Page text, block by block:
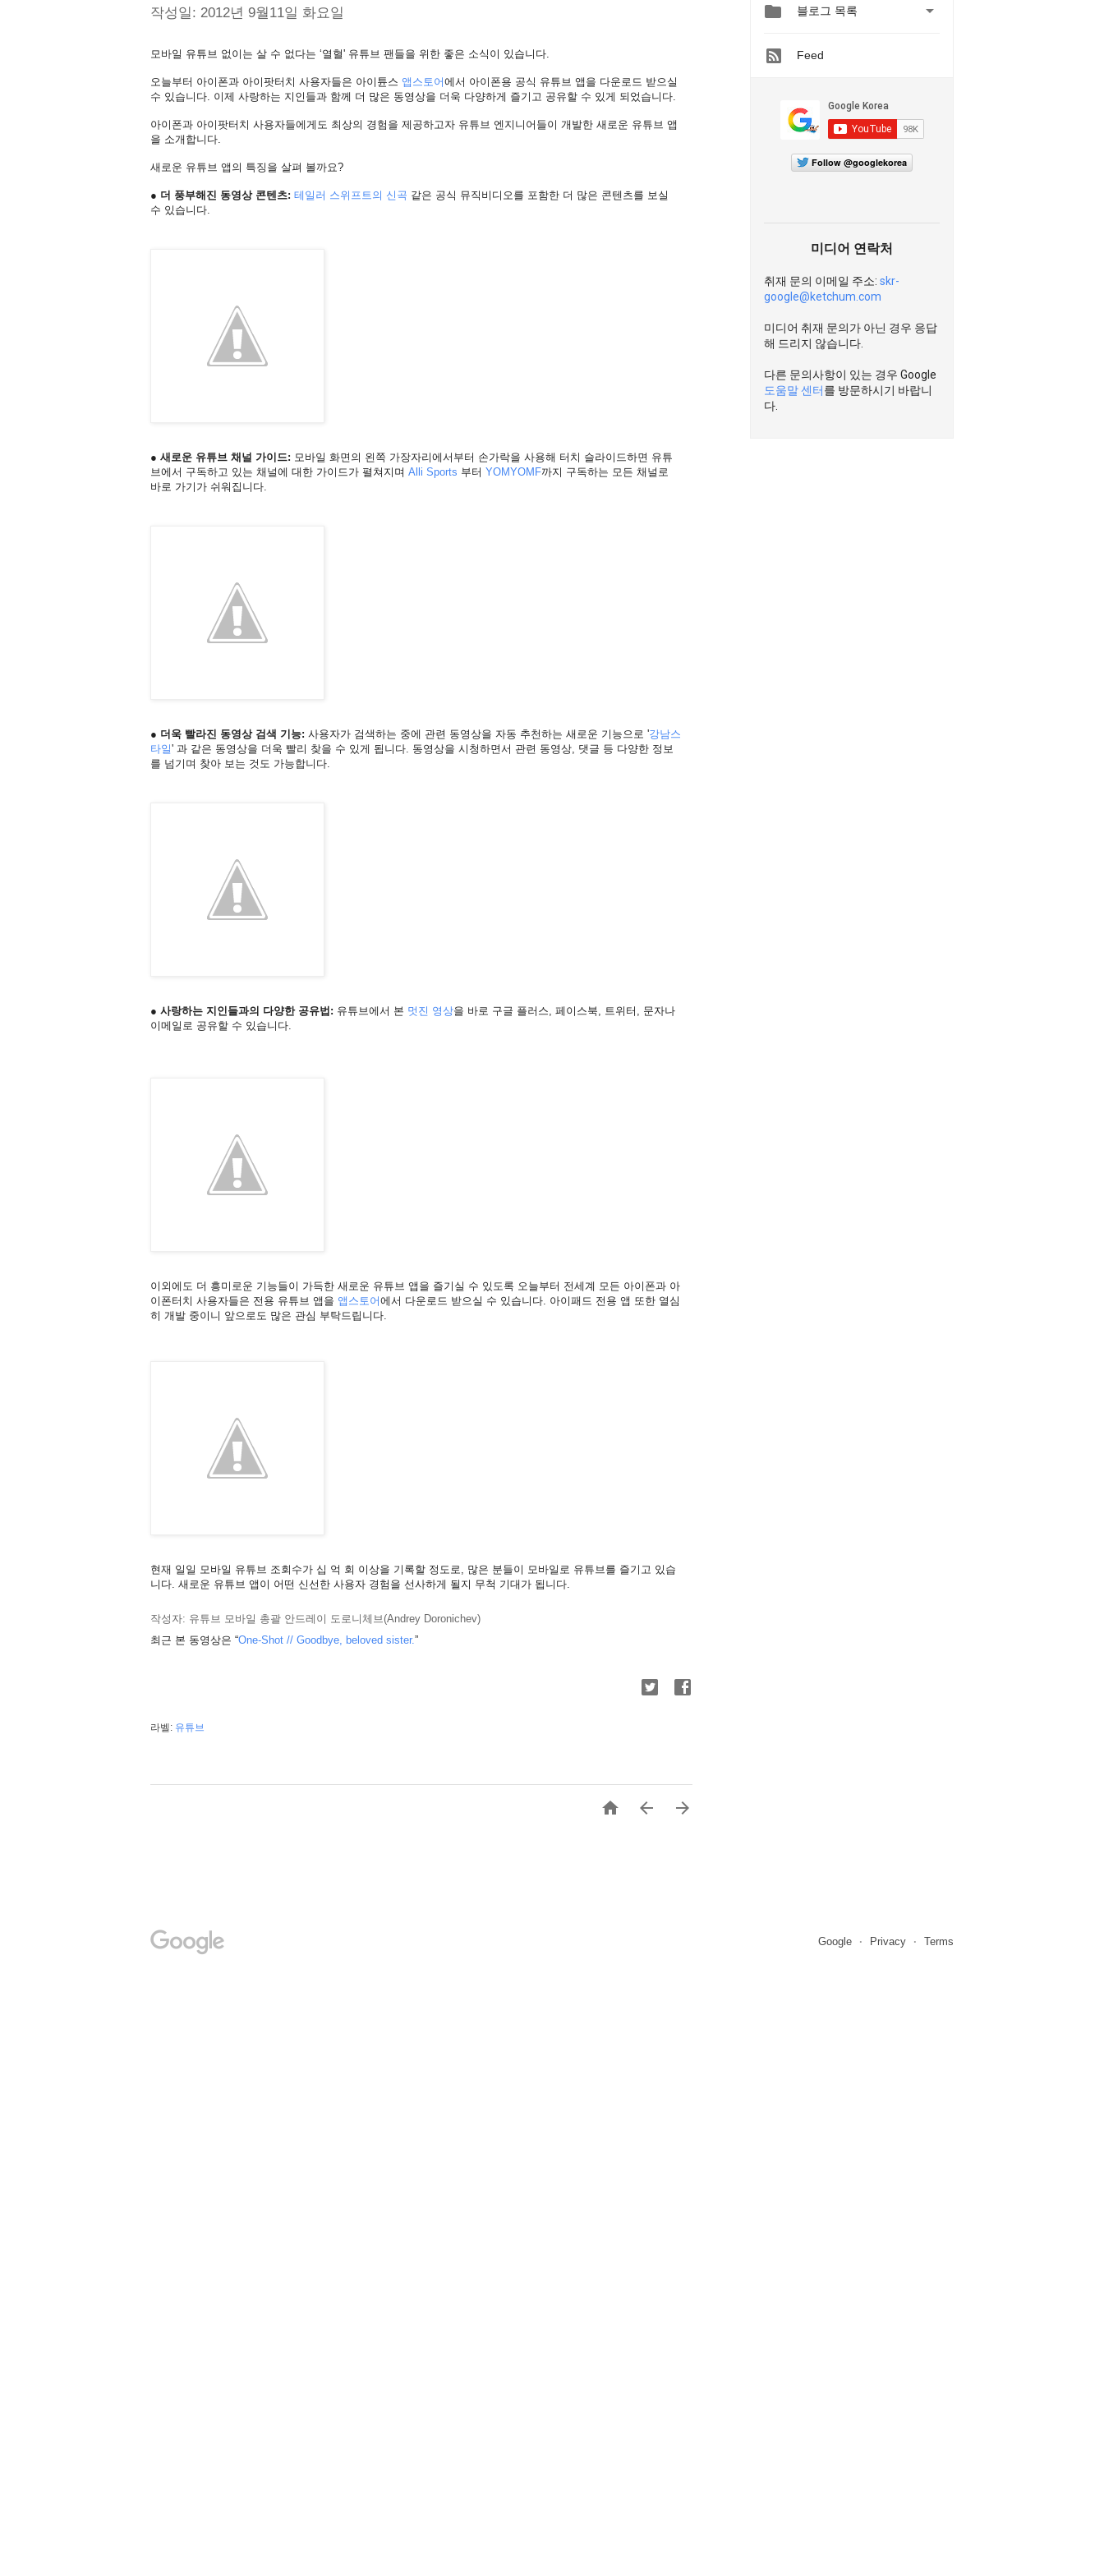
작성일: 2012년 9월11일 화요일
모바일 유튜브 없이는 살 수 없다는 ‘열혈' 유튜브 팬들을 위한 좋은 소식이 있습니다.
오늘부터 아이폰과 아이팟터치 사용자들은 아이튠스 앱스토어에서 아이폰용 공식 유튜브 앱을 다운로드 받으실
수 있습니다. 이제 사랑하는 지인들과 함께 더 많은 동영상을 더욱 다양하게 즐기고 공유할 수 있게 되었습니다.
아이폰과 아이팟터치 사용자들에게도 최상의 경험을 제공하고자 유튜브 엔지니어들이 개발한 새로운 유튜브 앱
을 소개합니다.
새로운 유튜브 앱의 특징을 살펴 볼까요?
● 더 풍부해진 동영상 콘텐츠: 테일러 스위프트의 신곡 같은 공식 뮤직비디오를 포함한 더 많은 콘텐츠를 보실
수 있습니다.
● 새로운 유튜브 채널 가이드: 모바일 화면의 왼쪽 가장자리에서부터 손가락을 사용해 터치 슬라이드하면 유튜
브에서 구독하고 있는 채널에 대한 가이드가 펼쳐지며 Alli Sports 부터 YOMYOMF까지 구독하는 모든 채널로
바로 가기가 쉬워집니다.
● 더욱 빨라진 동영상 검색 기능: 사용자가 검색하는 중에 관련 동영상을 자동 추천하는 새로운 기능으로 '강남스
타일' 과 같은 동영상을 더욱 빨리 찾을 수 있게 됩니다. 동영상을 시청하면서 관련 동영상, 댓글 등 다양한 정보
를 넘기며 찾아 보는 것도 가능합니다.
● 사랑하는 지인들과의 다양한 공유법: 유튜브에서 본 멋진 영상을 바로 구글 플러스, 페이스북, 트위터, 문자나
이메일로 공유할 수 있습니다.
이외에도 더 흥미로운 기능들이 가득한 새로운 유튜브 앱을 즐기실 수 있도록 오늘부터 전세계 모든 아이폰과 아
이폰터치 사용자들은 전용 유튜브 앱을 앱스토어에서 다운로드 받으실 수 있습니다. 아이패드 전용 앱 또한 열심
히 개발 중이니 앞으로도 많은 관심 부탁드립니다.
현재 일일 모바일 유튜브 조회수가 십 억 회 이상을 기록할 정도로, 많은 분들이 모바일로 유튜브를 즐기고 있습
니다. 새로운 유튜브 앱이 어떤 신선한 사용자 경험을 선사하게 될지 무척 기대가 됩니다.
작성자: 유튜브 모바일 총괄 안드레이 도로니체브(Andrey Doronichev)
최근 본 동영상은 “One-Shot // Goodbye beloved sister. ”
라벨: 유튜브
  
 블로그 목록 
Feed
Follow @googlekorea
미디어 연락처
취재 문의 이메일 주소: skr-
google@ketchum.com
미디어 취재 문의가 아닌 경우 응답
해 드리지 않습니다.
다른 문의사항이 있는 경우 Google
도움말 센터를 방문하시기 바랍니
다.
Google Privacy Terms